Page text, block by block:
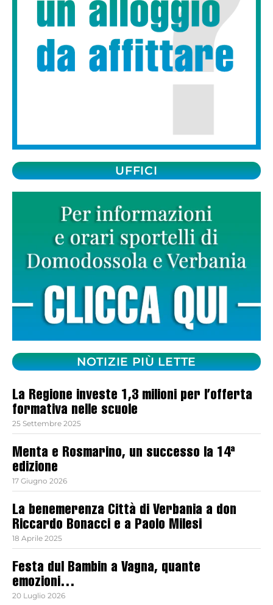
UFFICI
NOTIZIE PIÙ LETTE
La Regione investe 1,3 milioni per l’offerta
formativa nelle scuole
25 Settembre 2025
Menta e Rosmarino, un successo la 14ª
edizione
17 Giugno 2026
La benemerenza Città di Verbania a don
Riccardo Bonacci e a Paolo Milesi
18 Aprile 2025
Festa dul Bambin a Vagna, quante
emozioni…
20 Luglio 2026